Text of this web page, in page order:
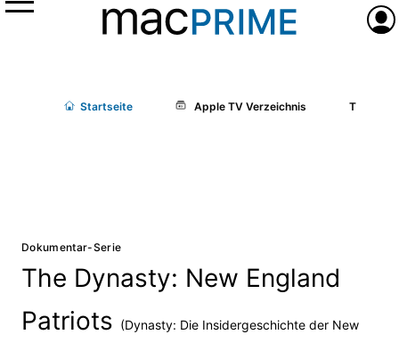
Menü
Startseite Apple TV Verzeichnis The
Dokumentar-Serie
The Dynasty: New England
Patriots (Dynasty: Die Insidergeschichte der New